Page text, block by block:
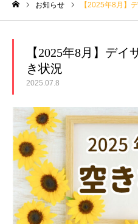
お知らせ 【2025年8月】
【2025年8月】デ
き状況
2025.07.8